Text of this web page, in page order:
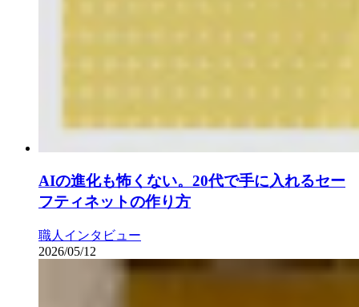
AIの進化も怖くない。20代で手に入れるセー
フティネットの作り方
職人インタビュー
2026/05/12